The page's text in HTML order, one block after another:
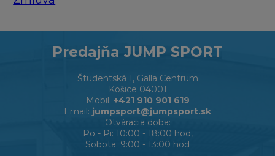
Predajňa JUMP SPORT
Študentská 1, Galla Centrum
Košice 04001
Mobil: +421 910 901 619
Email: jumpsport@jumpsport.sk
Otváracia doba:
Po - Pi: 10:00 - 18:00 hod,
Sobota: 9:00 - 13:00 hod